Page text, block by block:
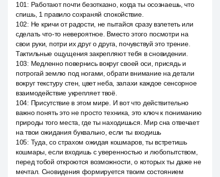
101 : Работают почти безотказно, когда ты осознаешь, что
спишь, 1 правило сохраняй спокойствие.
102: Не кричи от радости, не пытайся сразу взлететь или
сделать что-то невероятное. Вместо этого посмотри на
свои руки, потри их друг о друга, почувствуй это трение.
Тактильные ощущения закрепляют тебя в сновидении.
103: Медленно повернись вокруг своей оси, присядь и
потрогай землю под ногами, обрати внимание на детали
вокруг текстуру стен, цвет неба, запахи каждое сенсорное
взаимодействие укрепляет твоё.
104: Присутствие в этом мире. И вот что действительно
важно понять это не просто техника, это ключ к пониманию
природы того места, где ты находишься. Мир сна отвечает
на твои ожидания буквально, если ты входишь
105: Туда, со страхом ожидая кошмаров, ты встретишь
кошмары, если входишь с уверенностью и любопытством,
перед тобой откроются возможности, о которых ты даже не
мечтал. Сновидения формируется твоим состоянием